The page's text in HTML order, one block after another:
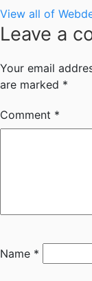
View all of
Leave a
Your email
are marked *
Comment *
Name *